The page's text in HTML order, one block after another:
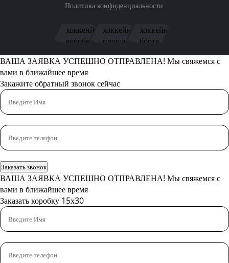
Политика конфиденциальности
ВАША ЗАЯВКА УСПЕШНО ОТПРАВЛЕНА! Мы свяжемся с
вами в ближайшее время
Закажите обратный звонок сейчас
Заказать звонок
ВАША ЗАЯВКА УСПЕШНО ОТПРАВЛЕНА! Мы свяжемся с
вами в ближайшее время
Заказать коробку 15х30